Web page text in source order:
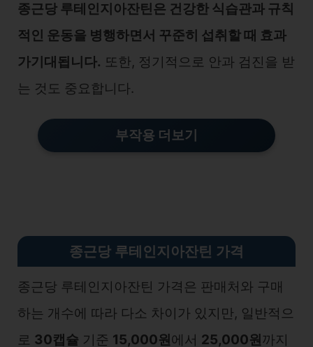
종근당 루테인지아잔틴은 건강한 식습관과 규칙
적인 운동을 병행하면서 꾸준히 섭취할 때 효과
가기대됩니다. 또한, 정기적으로 안과 검진을 받
는 것도 중요합니다.
부작용 더보기
종근당 루테인지아잔틴 가격
종근당 루테인지아잔틴 가격은 판매처와 구매
하는 개수에 따라 다소 차이가 있지만, 일반적으
로 30캡슐 기준 15,000원 에서 25,000원 까지